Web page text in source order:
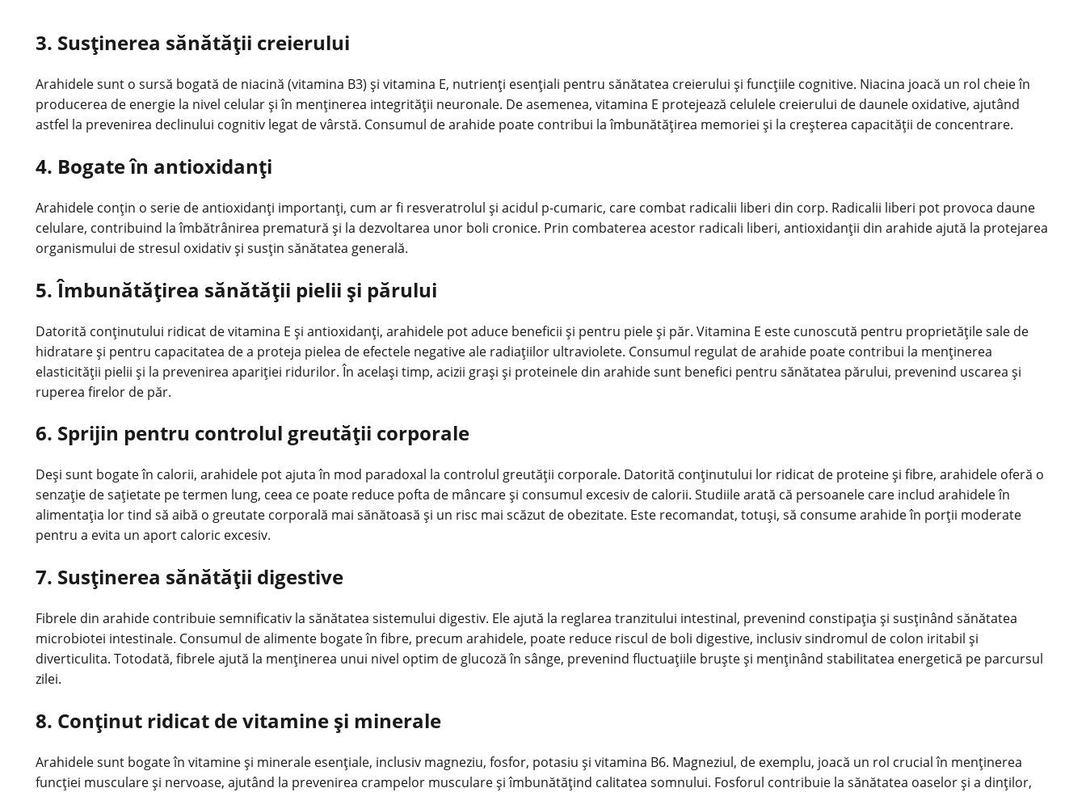
3. Susținerea sănătății creierului
Arahidele sunt o sursă bogată de niacină (vitamina B3) și vitamina E, nutrienți esențiali pentru sănătatea creierului și funcțiile cognitive. Niacina joacă un rol cheie în
producerea de energie la nivel celular și în menținerea integrității neuronale. De asemenea, vitamina E protejează celulele creierului de daunele oxidative, ajutând
astfel la prevenirea declinului cognitiv legat de vârstă. Consumul de arahide poate contribui la îmbunătățirea memoriei și la creșterea capacității de concentrare.
4. Bogate în antioxidanți
Arahidele conțin o serie de antioxidanți importanți, cum ar fi resveratrolul și acidul p-cumaric, care combat radicalii liberi din corp. Radicalii liberi pot provoca daune
celulare, contribuind la îmbătrânirea prematură și la dezvoltarea unor boli cronice. Prin combaterea acestor radicali liberi, antioxidanții din arahide ajută la protejarea
organismului de stresul oxidativ și susțin sănătatea generală.
5. Îmbunătățirea sănătății pielii și părului
Datorită conținutului ridicat de vitamina E și antioxidanți, arahidele pot aduce beneficii și pentru piele și păr. Vitamina E este cunoscută pentru proprietățile sale de
hidratare și pentru capacitatea de a proteja pielea de efectele negative ale radiațiilor ultraviolete. Consumul regulat de arahide poate contribui la menținerea
elasticității pielii și la prevenirea apariției ridurilor. În același timp, acizii grași și proteinele din arahide sunt benefici pentru sănătatea părului, prevenind uscarea și
ruperea firelor de păr.
6. Sprijin pentru controlul greutății corporale
Deși sunt bogate în calorii, arahidele pot ajuta în mod paradoxal la controlul greutății corporale. Datorită conținutului lor ridicat de proteine și fibre, arahidele oferă o
senzație de sațietate pe termen lung, ceea ce poate reduce pofta de mâncare și consumul excesiv de calorii. Studiile arată că persoanele care includ arahidele în
alimentația lor tind să aibă o greutate corporală mai sănătoasă și un risc mai scăzut de obezitate. Este recomandat, totuși, să consume arahide în porții moderate
pentru a evita un aport caloric excesiv.
7. Susținerea sănătății digestive
Fibrele din arahide contribuie semnificativ la sănătatea sistemului digestiv. Ele ajută la reglarea tranzitului intestinal, prevenind constipația și susținând sănătatea
microbiotei intestinale. Consumul de alimente bogate în fibre, precum arahidele, poate reduce riscul de boli digestive, inclusiv sindromul de colon iritabil și
diverticulita. Totodată, fibrele ajută la menținerea unui nivel optim de glucoză în sânge, prevenind fluctuațiile bruște și menținând stabilitatea energetică pe parcursul
zilei.
8. Conținut ridicat de vitamine și minerale
Arahidele sunt bogate în vitamine și minerale esențiale, inclusiv magneziu, fosfor, potasiu și vitamina B6. Magneziul, de exemplu, joacă un rol crucial în menținerea
funcției musculare și nervoase, ajutând la prevenirea crampelor musculare și îmbunătățind calitatea somnului. Fosforul contribuie la sănătatea oaselor și a dinților,